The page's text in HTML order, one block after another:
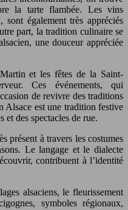
la tarte flambée. Les vins
sont également très appréciés
part, la tradition culinaire se
une douceur appréciée
et les fêtes de la Saint-
Ces événements, qui
de revivre des traditions
Alsace est une tradition festive
et des spectacles de rue.
présent à travers les costumes
Le langage et le dialecte
contribuent à l’identité
alsaciens, le fleurissement
symboles régionaux,